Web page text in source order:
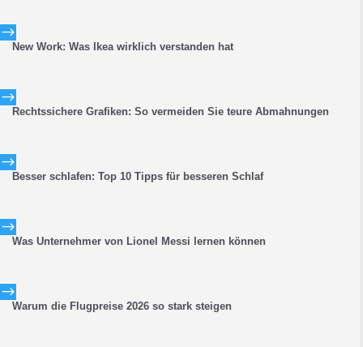
$
New Work: Was Ikea wirklich verstanden hat
$
Rechtssichere Grafiken: So vermeiden Sie teure Abmahnungen
$
Besser schlafen: Top 10 Tipps für besseren Schlaf
$
Was Unternehmer von Lionel Messi lernen können
$
Warum die Flugpreise 2026 so stark steigen